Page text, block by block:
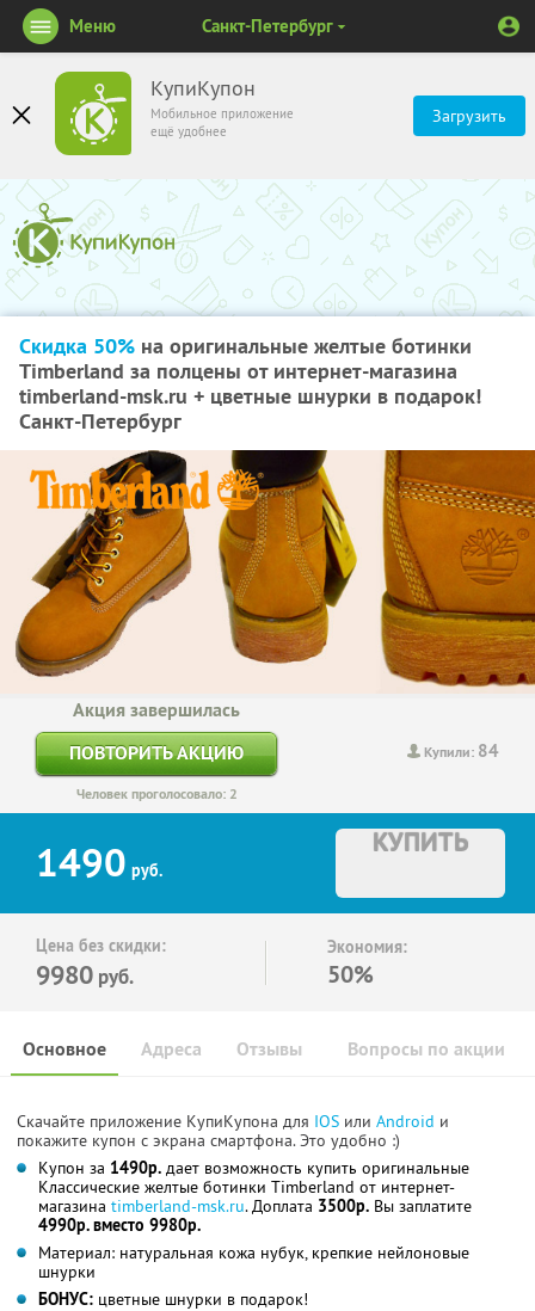
КупиКупон
Мобильное приложение
ещё удобнее
Загрузить
Меню Санкт-Петербург
Скидка 50% на оригинальные желтые ботинки
Timberland за полцены от интернет-магазина
timberland-msk.ru + цветные шнурки в подарок!
Санкт-Петербург
Купили: 84
Акция завершилась
ПОВТОРИТЬ АКЦИЮ
Человек проголосовало: 2
1490 руб.
КУПИТЬ
Цена без скидки:
9980 руб.
Экономия:
50%
Основное Отзывы Вопросы по акции
Адреса
Скачайте приложение КупиКупона для IOS или Android и
покажите купон с экрана смартфона. Это удобно :)
Купон за 1490р. дает возможность купить оригинальные
Классические желтые ботинки Timberland от интернет-
магазина timberland-msk.ru. Доплата 3500р. Вы заплатите
4990р. вместо 9980р.
Материал: натуральная кожа нубук, крепкие нейлоновые
шнурки
БОНУС: цветные шнурки в подарок!